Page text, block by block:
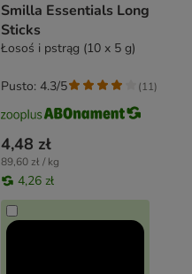
Smilla Essentials Long
Sticks
Łosoś i pstrąg (10 x 5 g)
4,48 zł
89,60 zł / kg
4,26 zł
Pusto: 4.3/5 (11)